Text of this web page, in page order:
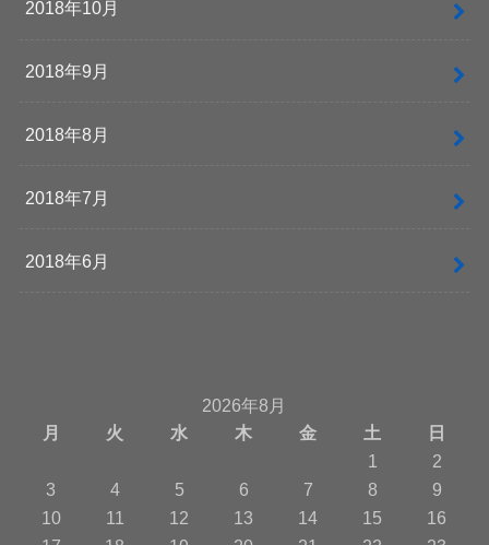
2018年10月
2018年9月
2018年8月
2018年7月
2018年6月
2026年8月
月
火 水 木 金 土
日
1
2
3
4 5 6 7 8
9
10
11 12 13 14 15
16